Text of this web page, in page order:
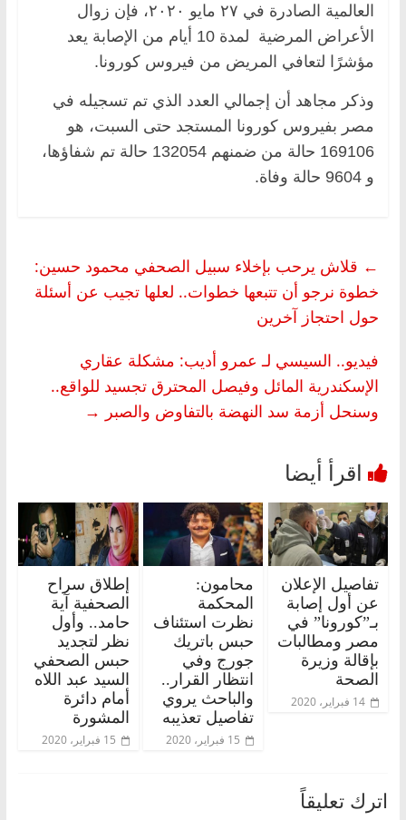
العالمية الصادرة في ٢٧ مايو ٢٠٢٠، فإن زوال
الأعراض المرضية لمدة 10 أيام من الإصابة يعد
مؤشرًا لتعافي المريض من فيروس كورونا.
وذكر مجاهد أن إجمالي العدد الذي تم تسجيله في
مصر بفيروس كورونا المستجد حتى السبت، هو
169106 حالة من ضمنهم 132054 حالة تم شفاؤها،
و 9604 حالة وفاة.
← قلاش يرحب بإخلاء سبيل الصحفي محمود حسين:
خطوة نرجو أن تتبعها خطوات.. لعلها تجيب عن أسئلة
حول احتجاز آخرين
فيديو.. السيسي لـ عمرو أديب: مشكلة عقاري
الإسكندرية المائل وفيصل المحترق تجسيد للواقع..
وسنحل أزمة سد النهضة بالتفاوض والصبر →
تفاصيل الإعلان
عن أول إصابة
بـ”كورونا” في
مصر ومطالبات
بإقالة وزيرة
الصحة
14 فبراير، 2020
محامون:
المحكمة
نظرت استئناف
حبس باتريك
جورج وفي
انتظار القرار..
والباحث يروي
تفاصيل تعذيبه
15 فبراير، 2020
إطلاق سراح
الصحفية آية
حامد.. وأول
نظر لتجديد
حبس الصحفي
السيد عبد اللاه
أمام دائرة
المشورة
15 فبراير، 2020
اترك تعليقاً